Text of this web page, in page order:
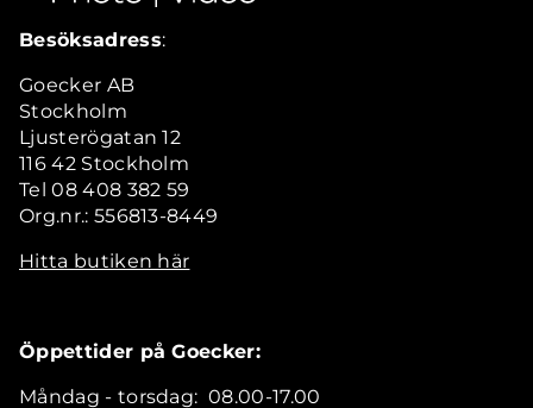
Besöksadress:
Goecker AB
Stockholm
Ljusterögatan 12
116 42 Stockholm
Tel 08 408 382 59
Org.nr.: 556813-8449
Hitta butiken här
Öppettider på Goecker:
Måndag - torsdag: 08.00-17.00